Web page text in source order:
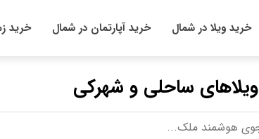
خرید ویلا در شمال خرید آپارتمان در شمال خرید
ویلاهای ساحلی و شهرکی